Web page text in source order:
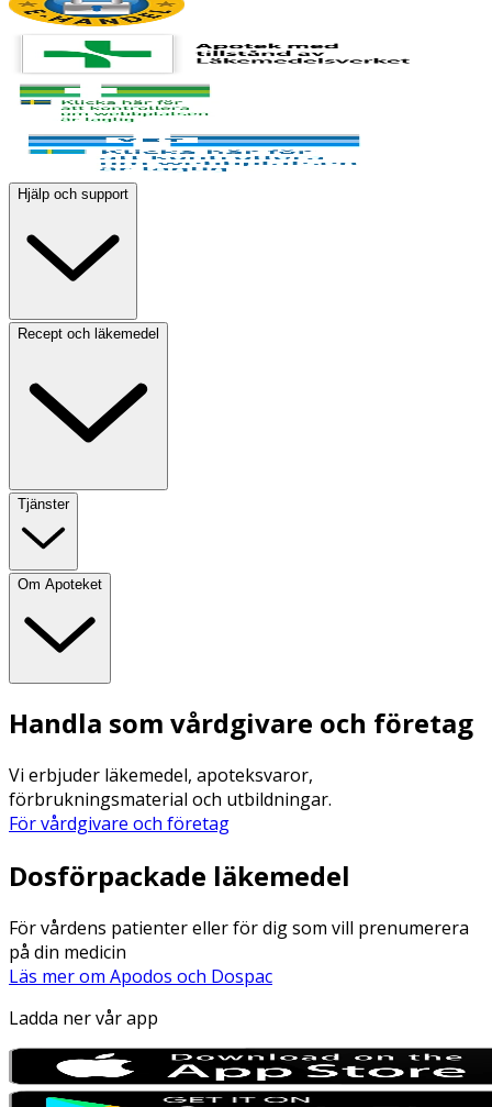
Hjälp och support
Recept och läkemedel
Tjänster
Om Apoteket
Handla som vårdgivare och företag
Vi erbjuder läkemedel, apoteksvaror,
förbrukningsmaterial och utbildningar.
För vårdgivare och företag
Dosförpackade läkemedel
För vårdens patienter eller för dig som vill prenumerera
på din medicin
Läs mer om Apodos och Dospac
Ladda ner vår app